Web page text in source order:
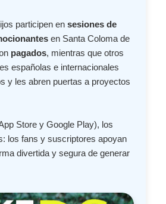
participen en sesiones de
en Santa Coloma de
pagados, mientras que otros
españolas e internacionales
y les abren puertas a proyectos
Store y Google Play), los
los fans y suscriptores apoyan
divertida y segura de generar